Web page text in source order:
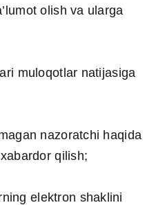
olish va ularga
muloqotlar natijasiga
nazoratchi haqida
qilish;
elektron shaklini